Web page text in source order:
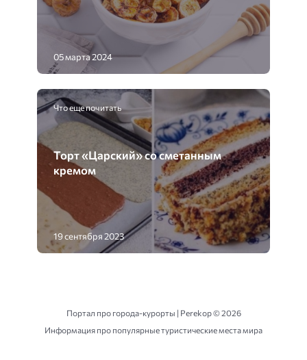
05 марта 2024
Что еще почитать
Торт «Царский» со сметанным
кремом
19 сентября 2023
Портал про города-курорты | Perekop ©2026
Информация про популярные туристические места мира